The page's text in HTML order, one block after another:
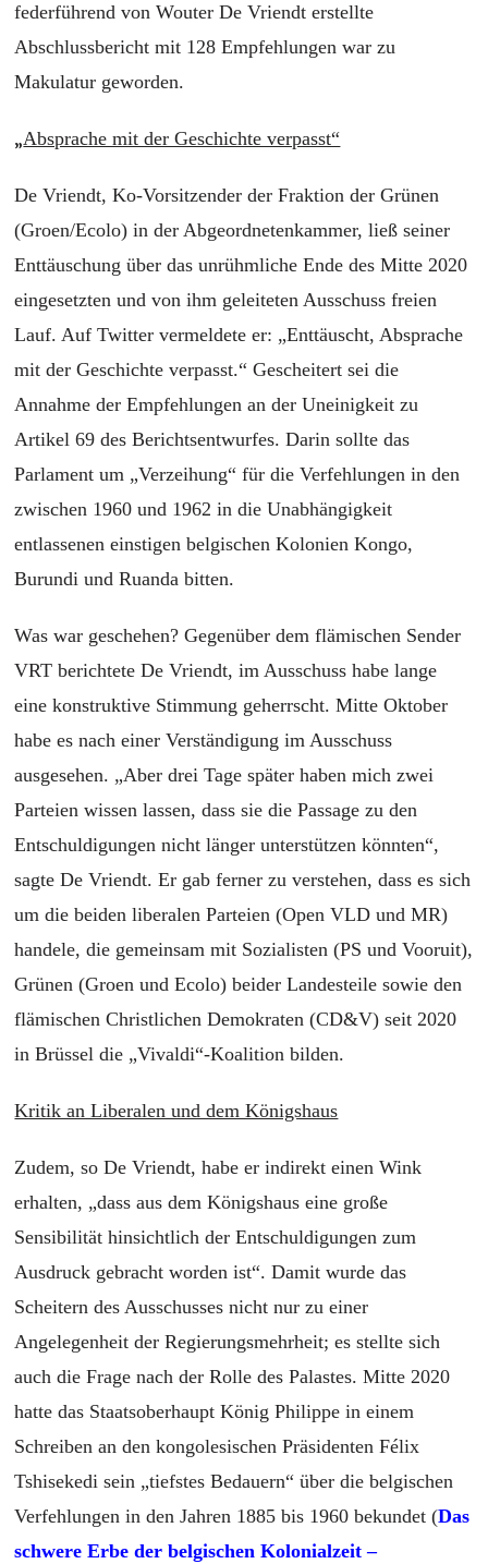
federführend von Wouter De Vriendt erstellte
Abschlussbericht mit 128 Empfehlungen war zu
Makulatur geworden.
„Absprache mit der Geschichte verpasst“
De Vriendt, Ko-Vorsitzender der Fraktion der Grünen
(Groen/Ecolo) in der Abgeordnetenkammer, ließ seiner
Enttäuschung über das unrühmliche Ende des Mitte 2020
eingesetzten und von ihm geleiteten Ausschuss freien
Lauf. Auf Twitter vermeldete er: „Enttäuscht, Absprache
mit der Geschichte verpasst.“ Gescheitert sei die
Annahme der Empfehlungen an der Uneinigkeit zu
Artikel 69 des Berichtsentwurfes. Darin sollte das
Parlament um „Verzeihung“ für die Verfehlungen in den
zwischen 1960 und 1962 in die Unabhängigkeit
entlassenen einstigen belgischen Kolonien Kongo,
Burundi und Ruanda bitten.
Was war geschehen? Gegenüber dem flämischen Sender
VRT berichtete De Vriendt, im Ausschuss habe lange
eine konstruktive Stimmung geherrscht. Mitte Oktober
habe es nach einer Verständigung im Ausschuss
ausgesehen. „Aber drei Tage später haben mich zwei
Parteien wissen lassen, dass sie die Passage zu den
Entschuldigungen nicht länger unterstützen könnten“,
sagte De Vriendt. Er gab ferner zu verstehen, dass es sich
um die beiden liberalen Parteien (Open VLD und MR)
handele, die gemeinsam mit Sozialisten (PS und Vooruit),
Grünen (Groen und Ecolo) beider Landesteile sowie den
flämischen Christlichen Demokraten (CD&V) seit 2020
in Brüssel die „Vivaldi“-Koalition bilden.
Kritik an Liberalen und dem Königshaus
Zudem, so De Vriendt, habe er indirekt einen Wink
erhalten, „dass aus dem Königshaus eine große
Sensibilität hinsichtlich der Entschuldigungen zum
Ausdruck gebracht worden ist“. Damit wurde das
Scheitern des Ausschusses nicht nur zu einer
Angelegenheit der Regierungsmehrheit; es stellte sich
auch die Frage nach der Rolle des Palastes. Mitte 2020
hatte das Staatsoberhaupt König Philippe in einem
Schreiben an den kongolesischen Präsidenten Félix
Tshisekedi sein „tiefstes Bedauern“ über die belgischen
Verfehlungen in den Jahren 1885 bis 1960 bekundet (Das
schwere Erbe der belgischen Kolonialzeit –